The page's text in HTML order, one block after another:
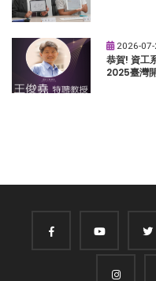
2026-07-
恭賀! 資工
2025臺灣